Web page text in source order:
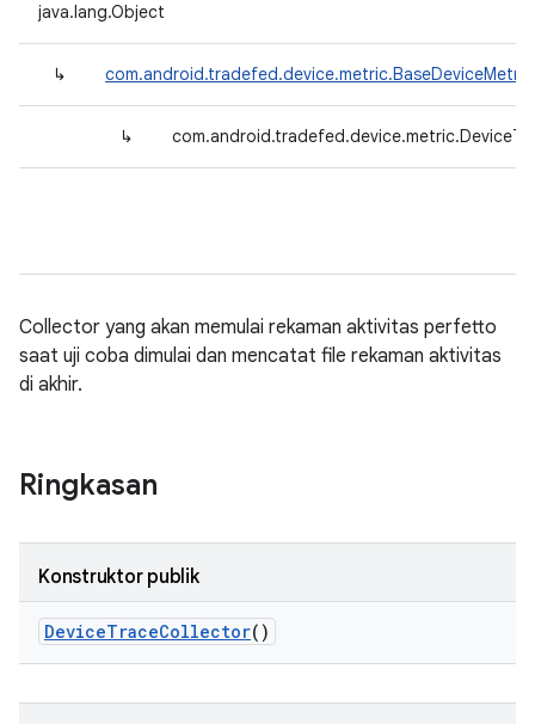
java.lang.Object
↳
↳
Collector yang akan memulai rekaman aktivitas perfetto
saat uji coba dimulai dan mencatat file rekaman aktivitas
di akhir.
Ringkasan
Konstruktor publik
DeviceTraceCollector()